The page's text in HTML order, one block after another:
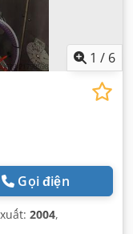
1 / 6
Gọi điện
2004,